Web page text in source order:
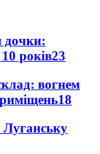
дочки:
років23
вогнем
18
Луганську